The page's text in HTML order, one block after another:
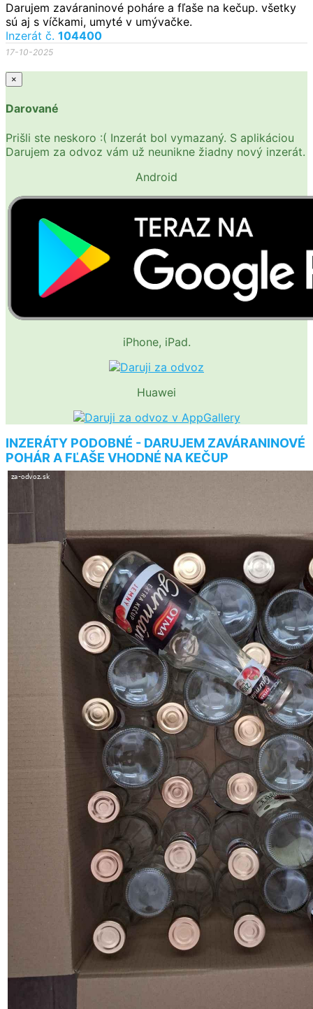
Darujem zaváraninové poháre a fľaše na kečup. všetky
sú aj s víčkami, umyté v umývačke.
Inzerát č. 104400
17-10-2025
×
Darované
Prišli ste neskoro :( Inzerát bol vymazaný. S aplikáciou
Darujem za odvoz vám už neunikne žiadny nový inzerát.
Android
iPhone, iPad.
Huawei
INZERÁTY PODOBNÉ - DARUJEM ZAVÁRANINOVÉ
POHÁR A FĽAŠE VHODNÉ NA KEČUP